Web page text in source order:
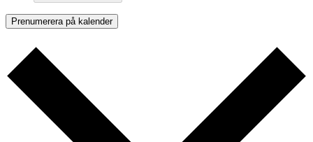
Prenumerera på kalender